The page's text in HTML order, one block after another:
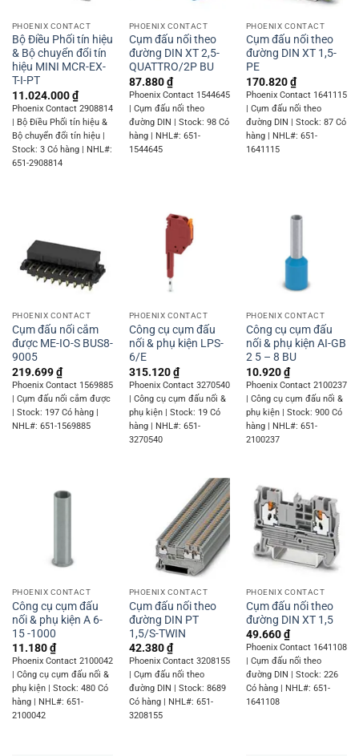
PHOENIX CONTACT
Bộ Điều Phối tín hiệu
& Bộ chuyển đổi tín
hiệu MINI MCR-EX-
T-I-PT
11.024.000₫
Phoenix Contact 2908814
| Bộ Điều Phối tín hiệu &
Bộ chuyển đổi tín hiệu |
Stock: 3 Có hàng | NHL#:
651-2908814
PHOENIX CONTACT
Cụm đấu nối theo
đường DIN XT 2,5-
QUATTRO/2P BU
87.880₫
Phoenix Contact 1544645
| Cụm đấu nối theo
đường DIN | Stock: 98 Có
hàng | NHL#: 651-
1544645
PHOENIX CONTACT
Cụm đấu nối theo
đường DIN XT 1,5-
PE
170.820₫
Phoenix Contact 1641115
| Cụm đấu nối theo
đường DIN | Stock: 87 Có
hàng | NHL#: 651-
1641115
PHOENIX CONTACT
Cụm đấu nối cắm
được ME-IO-S BUS8-
9005
219.699₫
Phoenix Contact 1569885
| Cụm đấu nối cắm được
| Stock: 197 Có hàng |
NHL#: 651-1569885
PHOENIX CONTACT
Công cụ cụm đấu
nối & phụ kiện LPS-
6/E
315.120₫
Phoenix Contact 3270540
| Công cụ cụm đấu nối &
phụ kiện | Stock: 19 Có
hàng | NHL#: 651-
3270540
PHOENIX CONTACT
Công cụ cụm đấu
nối & phụ kiện AI-GB
2 5 – 8 BU
10.920₫
Phoenix Contact 2100237
| Công cụ cụm đấu nối &
phụ kiện | Stock: 900 Có
hàng | NHL#: 651-
2100237
PHOENIX CONTACT
Công cụ cụm đấu
nối & phụ kiện A 6-
15 -1000
11.180₫
Phoenix Contact 2100042
| Công cụ cụm đấu nối &
phụ kiện | Stock: 480 Có
hàng | NHL#: 651-
2100042
PHOENIX CONTACT
Cụm đấu nối theo
đường DIN PT
1,5/S-TWIN
42.380₫
Phoenix Contact 3208155
| Cụm đấu nối theo
đường DIN | Stock: 8689
Có hàng | NHL#: 651-
3208155
PHOENIX CONTACT
Cụm đấu nối theo
đường DIN XT 1,5
49.660₫
Phoenix Contact 1641108
| Cụm đấu nối theo
đường DIN | Stock: 226
Có hàng | NHL#: 651-
1641108